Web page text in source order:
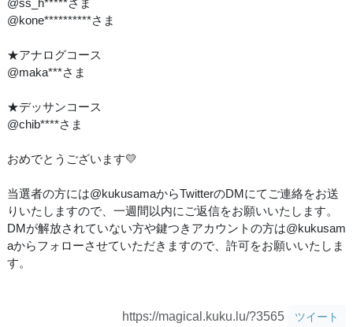
@kone**********さま
★アナログコース
@maka***さま
★デッサンコース
@chib****さま
おめでとうございます💛
当選者の方には@kukusamaからTwitterのDMにてご連絡をお送
りいたしますので、一週間以内にご返信をお願いいたします。
DMが解放されていない方や鍵つきアカウントの方は@kukusam
aからフォローさせていただきますので、許可をお願いいたしま
す。
https://magical.kuku.lu/?3565 ツイート